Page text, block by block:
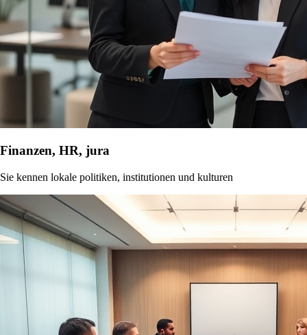
Finanzen, HR, jura
Sie kennen lokale politiken, institutionen und kulturen